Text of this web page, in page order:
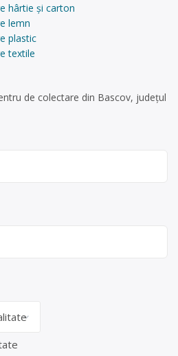
hârtie și carton
lemn
plastic
textile
de colectare din Bascov, județul